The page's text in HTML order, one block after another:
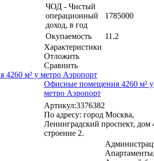
ЧОД - Чистый
операционный
доход, в год
1785000
Окупаемость
11.2
Характеристики
Отложить
Сравнить
м² у метро Аэропорт
Офисные помещения 4260 м² у
метро Аэропорт
Артикул:3376382
По адресу: город Москва,
Ленинградский проспект, дом
строение 2.